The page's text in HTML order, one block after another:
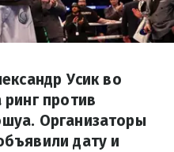
Усик во
против
Организаторы
дату и